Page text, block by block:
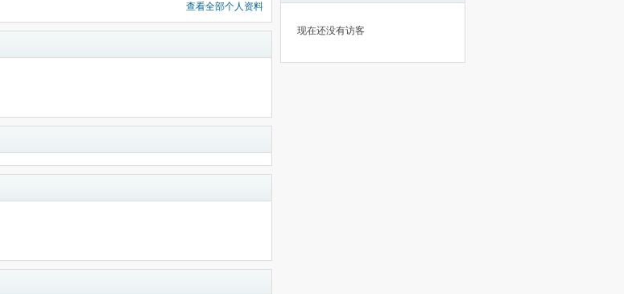
查看全部个人资料
现在还没有访客